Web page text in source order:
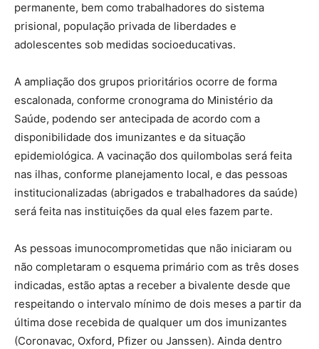
permanente, bem como trabalhadores do sistema
prisional, população privada de liberdades e
adolescentes sob medidas socioeducativas.
A ampliação dos grupos prioritários ocorre de forma
escalonada, conforme cronograma do Ministério da
Saúde, podendo ser antecipada de acordo com a
disponibilidade dos imunizantes e da situação
epidemiológica. A vacinação dos quilombolas será feita
nas ilhas, conforme planejamento local, e das pessoas
institucionalizadas (abrigados e trabalhadores da saúde)
será feita nas instituições da qual eles fazem parte.
As pessoas imunocomprometidas que não iniciaram ou
não completaram o esquema primário com as três doses
indicadas, estão aptas a receber a bivalente desde que
respeitando o intervalo mínimo de dois meses a partir da
última dose recebida de qualquer um dos imunizantes
(Coronavac, Oxford, Pfizer ou Janssen). Ainda dentro